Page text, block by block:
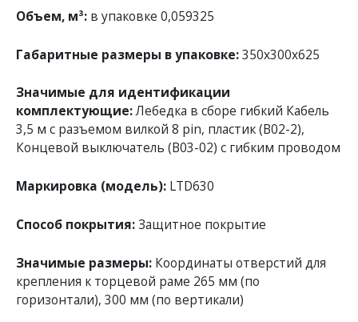
Объем, м³: в упаковке 0,059325
Габаритные размеры в упаковке:350х300х625
Значимые для идентификации
комплектующие:Лебедка в сборе гибкий Кабель
3,5 м с разъемом вилкой 8 pin, пластик (B02-2),
Концевой выключатель (В03-02) с гибким проводом
Маркировка (модель): LTD630
Способ покрытия:Защитное покрытие
Значимые размеры: Координаты отверстий для
крепления к торцевой раме 265 мм (по
горизонтали), 300 мм (по вертикали)